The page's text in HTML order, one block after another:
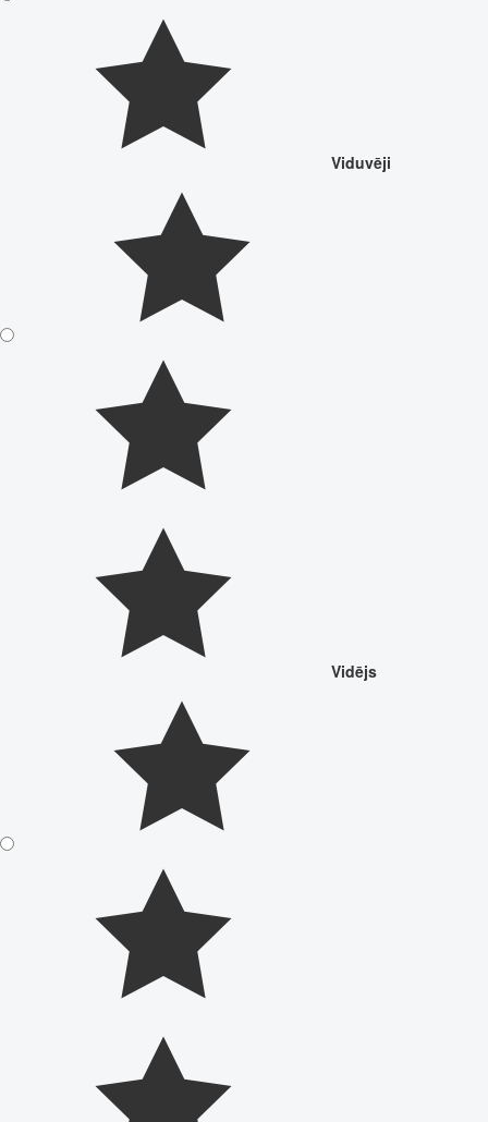
Viduvēji
Vidējs